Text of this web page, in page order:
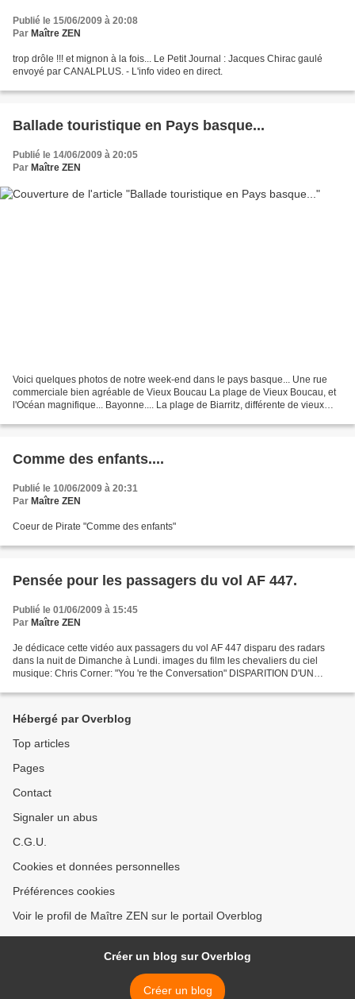
Publié le 15/06/2009 à 20:08
Par Maître ZEN
trop drôle !!! et mignon à la fois... Le Petit Journal : Jacques Chirac gaulé
envoyé par CANALPLUS. - L'info video en direct.
Ballade touristique en Pays basque...
Publié le 14/06/2009 à 20:05
Par Maître ZEN
Voici quelques photos de notre week-end dans le pays basque... Une rue
commerciale bien agréable de Vieux Boucau La plage de Vieux Boucau, et
l'Océan magnifique... Bayonne.... La plage de Biarritz, différente de vieux
Comme des enfants....
Publié le 10/06/2009 à 20:31
Par Maître ZEN
Coeur de Pirate "Comme des enfants"
Pensée pour les passagers du vol AF 447.
Publié le 01/06/2009 à 15:45
Par Maître ZEN
Je dédicace cette vidéo aux passagers du vol AF 447 disparu des radars
dans la nuit de Dimanche à Lundi. images du film les chevaliers du ciel
musique: Chris Corner: "You 're the Conversation" DISPARITION D'UN
Hébergé par Overblog
Top articles
Pages
Contact
Signaler un abus
C.G.U.
Cookies et données personnelles
Préférences cookies
Voir le profil de Maître ZEN sur le portail Overblog
Créer un blog sur Overblog
Créer un blog